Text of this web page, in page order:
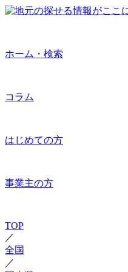
ホーム・検索
コラム
はじめての方
事業主の方
TOP
／
全国
／